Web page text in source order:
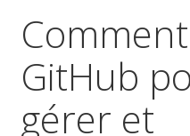
GitHub
gérer et